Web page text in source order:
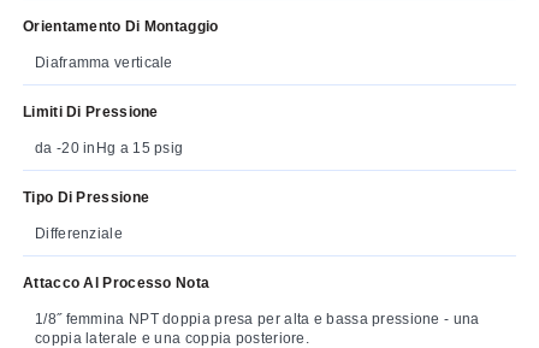
Orientamento Di Montaggio
Diaframma verticale
Limiti Di Pressione
da -20 inHg a 15 psig
Tipo Di Pressione
Differenziale
Attacco Al Processo Nota
1/8˝ femmina NPT doppia presa per alta e bassa pressione - una
coppia laterale e una coppia posteriore.